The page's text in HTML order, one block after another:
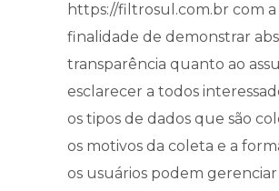
https://filtrosul.com.br com a
finalidade de demonstrar
transparência quanto ao
esclarecer a todos
os tipos de dados que são
os motivos da coleta e a
os usuários podem